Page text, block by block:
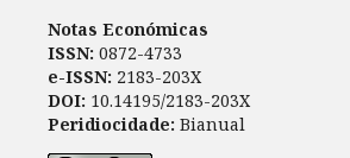
Notas Económicas
ISSN: 0872-4733
e-ISSN: 2183-203X
DOI: 10.14195/2183-203X
Peridiocidade: Bianual